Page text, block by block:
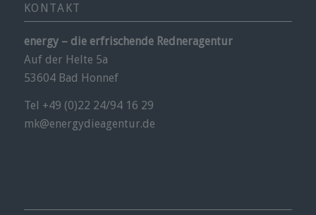
KONTAKT
energy – die erfrischende Redneragentur
Auf der Helte 5a
53604 Bad Honnef
Tel +49 (0)22 24/94 16 29
mk@energydieagentur.de